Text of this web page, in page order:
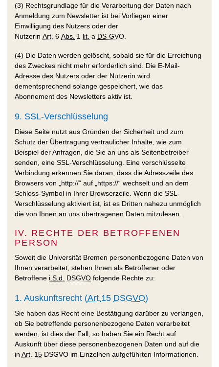
(3) Rechtsgrundlage für die Verarbeitung der Daten nach
Anmeldung zum Newsletter ist bei Vorliegen einer
Einwilligung des Nutzers oder der
Nutzerin Art. 6 Abs. 1 lit. a DS-GVO
(4) Die Daten werden gelöscht, sobald sie für die Erreichung
des Zweckes nicht mehr erforderlich sind. Die E-Mail-
Adresse des Nutzers oder der Nutzerin wird
dementsprechend solange gespeichert, wie das
Abonnement des Newsletters aktiv ist.
9. SSL-Verschlüsselung
Diese Seite nutzt aus Gründen der Sicherheit und zum
Schutz der Übertragung vertraulicher Inhalte, wie zum
Beispiel der Anfragen, die Sie an uns als Seitenbetreiber
senden, eine SSL-Verschlüsselung. Eine verschlüsselte
Verbindung erkennen Sie daran, dass die Adresszeile des
Browsers von „http://“ auf „https://“ wechselt und an dem
Schloss-Symbol in Ihrer Browserzeile. Wenn die SSL-
Verschlüsselung aktiviert ist, ist es Dritten nahezu unmöglich
die von Ihnen an uns übertragenen Daten mitzulesen.
IV. RECHTE DER BETROFFENEN
PERSON
Soweit die Universität Bremen personenbezogene Daten von
Ihnen verarbeitet, stehen Ihnen als Betroffener oder
Betroffene i.S.d. DSGVO folgende Rechte zu:
1. Auskunftsrecht (Art.15 DSGVO)
Sie haben das Recht eine Bestätigung darüber zu verlangen,
ob Sie betreffende personenbezogene Daten verarbeitet
werden; ist dies der Fall, so haben Sie ein Recht auf
Auskunft über diese personenbezogenen Daten und auf die
in Art. 15 DSGVO im Einzelnen aufgeführten Informationen.